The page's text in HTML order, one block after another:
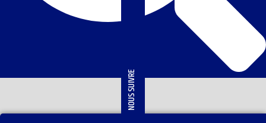
NOUS SUIVRE